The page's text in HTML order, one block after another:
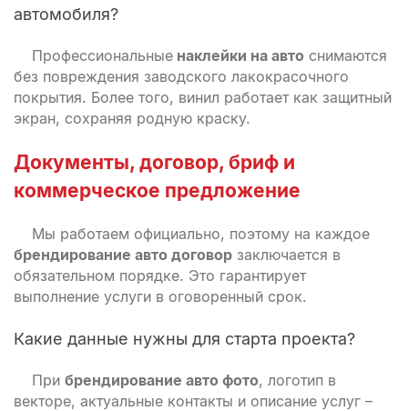
автомобиля?
Профессиональные наклейки на авто снимаются
без повреждения заводского лакокрасочного
покрытия. Более того, винил работает как защитный
экран, сохраняя родную краску.
Документы, договор, бриф и
коммерческое предложение
Мы работаем официально, поэтому на каждое
брендирование авто договор заключается в
обязательном порядке. Это гарантирует
выполнение услуги в оговоренный срок.
Какие данные нужны для старта проекта?
При брендирование авто фото, логотип в
векторе, актуальные контакты и описание услуг –